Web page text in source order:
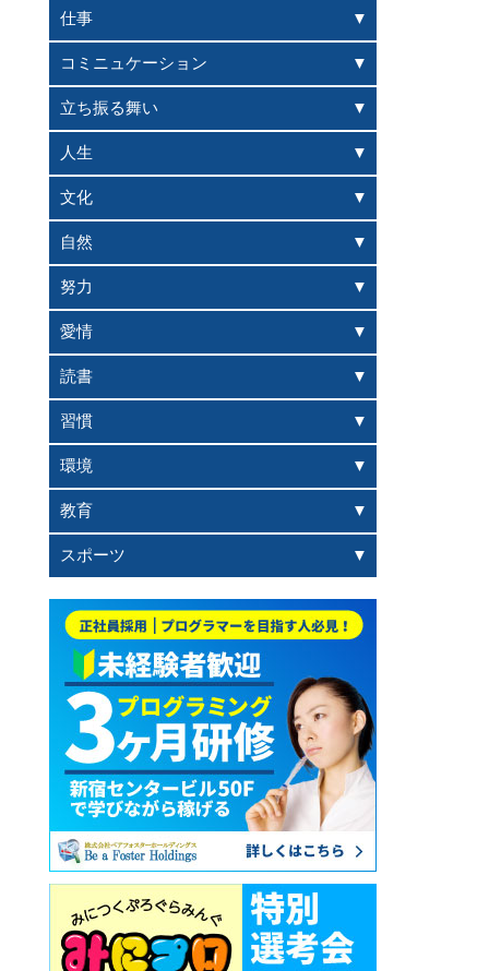
仕事
コミニュケーション
立ち振る舞い
人生
文化
自然
努力
愛情
読書
習慣
環境
教育
スポーツ